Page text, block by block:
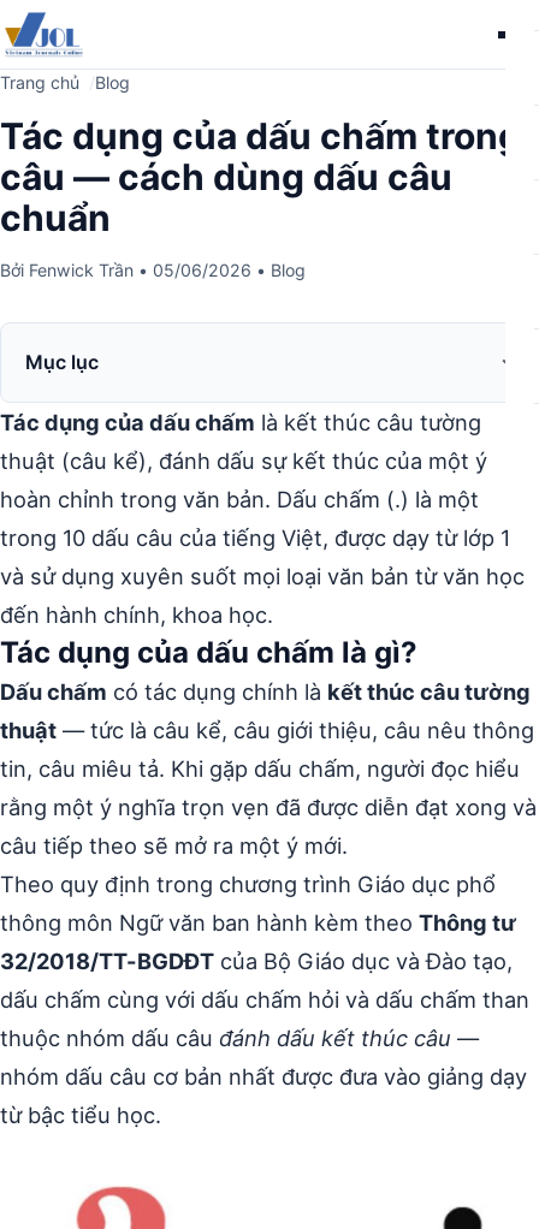
Trang chủ Blog
Tác dụng của dấu chấm trong
câu — cách dùng dấu câu
chuẩn
Bởi Fenwick Trần • 05/06/2026 • Blog
Mục lục
Tác dụng của dấu chấm là kết thúc câu tường
thuật (câu kể), đánh dấu sự kết thúc của một ý
hoàn chỉnh trong văn bản. Dấu chấm (.) là một
trong 10 dấu câu của tiếng Việt, được dạy từ lớp 1
và sử dụng xuyên suốt mọi loại văn bản từ văn học
đến hành chính, khoa học.
Tác dụng của dấu chấm là gì?
Dấu chấm có tác dụng chính là kết thúc câu tường
thuật — tức là câu kể, câu giới thiệu, câu nêu thông
tin, câu miêu tả. Khi gặp dấu chấm, người đọc hiểu
rằng một ý nghĩa trọn vẹn đã được diễn đạt xong và
câu tiếp theo sẽ mở ra một ý mới.
Theo quy định trong chương trình Giáo dục phổ
thông môn Ngữ văn ban hành kèm theo Thông tư
32/2018/TT-BGDĐT của Bộ Giáo dục và Đào tạo,
dấu chấm cùng với dấu chấm hỏi và dấu chấm than
thuộc nhóm dấu câu đánh dấu kết thúc câu —
nhóm dấu câu cơ bản nhất được đưa vào giảng dạy
từ bậc tiểu học.